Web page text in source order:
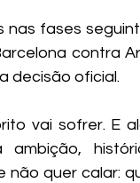
nas fases
contra
decisão oficial.
vai sofrer. E
não quer calar: